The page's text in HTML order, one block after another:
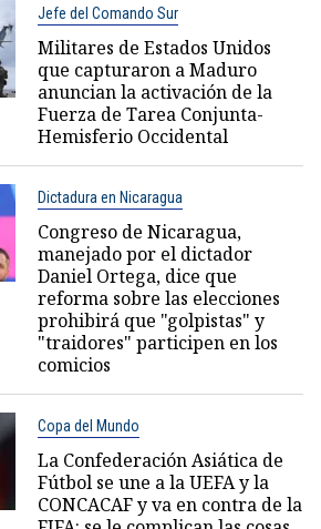
Jefe del Comando Sur
Militares de Estados Unidos
que capturaron a Maduro
anuncian la activación de la
Fuerza de Tarea Conjunta-
Hemisferio Occidental
Dictadura en Nicaragua
Congreso de Nicaragua,
manejado por el dictador
Daniel Ortega, dice que
reforma sobre las elecciones
prohibirá que "golpistas" y
"traidores" participen en los
comicios
Copa del Mundo
La Confederación Asiática de
Fútbol se une a la UEFA y la
CONCACAF y va en contra de la